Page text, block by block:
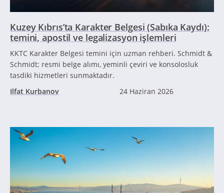
Kuzey Kıbrıs’ta Karakter Belgesi (Sabıka Kaydı):
temini, apostil ve legalizasyon işlemleri
KKTC Karakter Belgesi temini için uzman rehberi. Schmidt &
Schmidt; resmi belge alımı, yeminli çeviri ve konsolosluk
tasdiki hizmetleri sunmaktadır.
Ilfat Kurbanov
24 Haziran 2026